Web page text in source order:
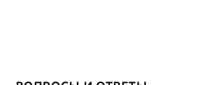
электрорегулировка и автосборка